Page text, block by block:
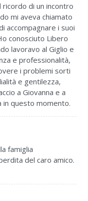
di un incontro
mi aveva chiamato
accompagnare i suoi
conosciuto Libero
lavoravo al Giglio e
e professionalità,
i problemi sorti
e gentilezza,
a Giovanna e a
in questo momento.
famiglia
del caro amico.